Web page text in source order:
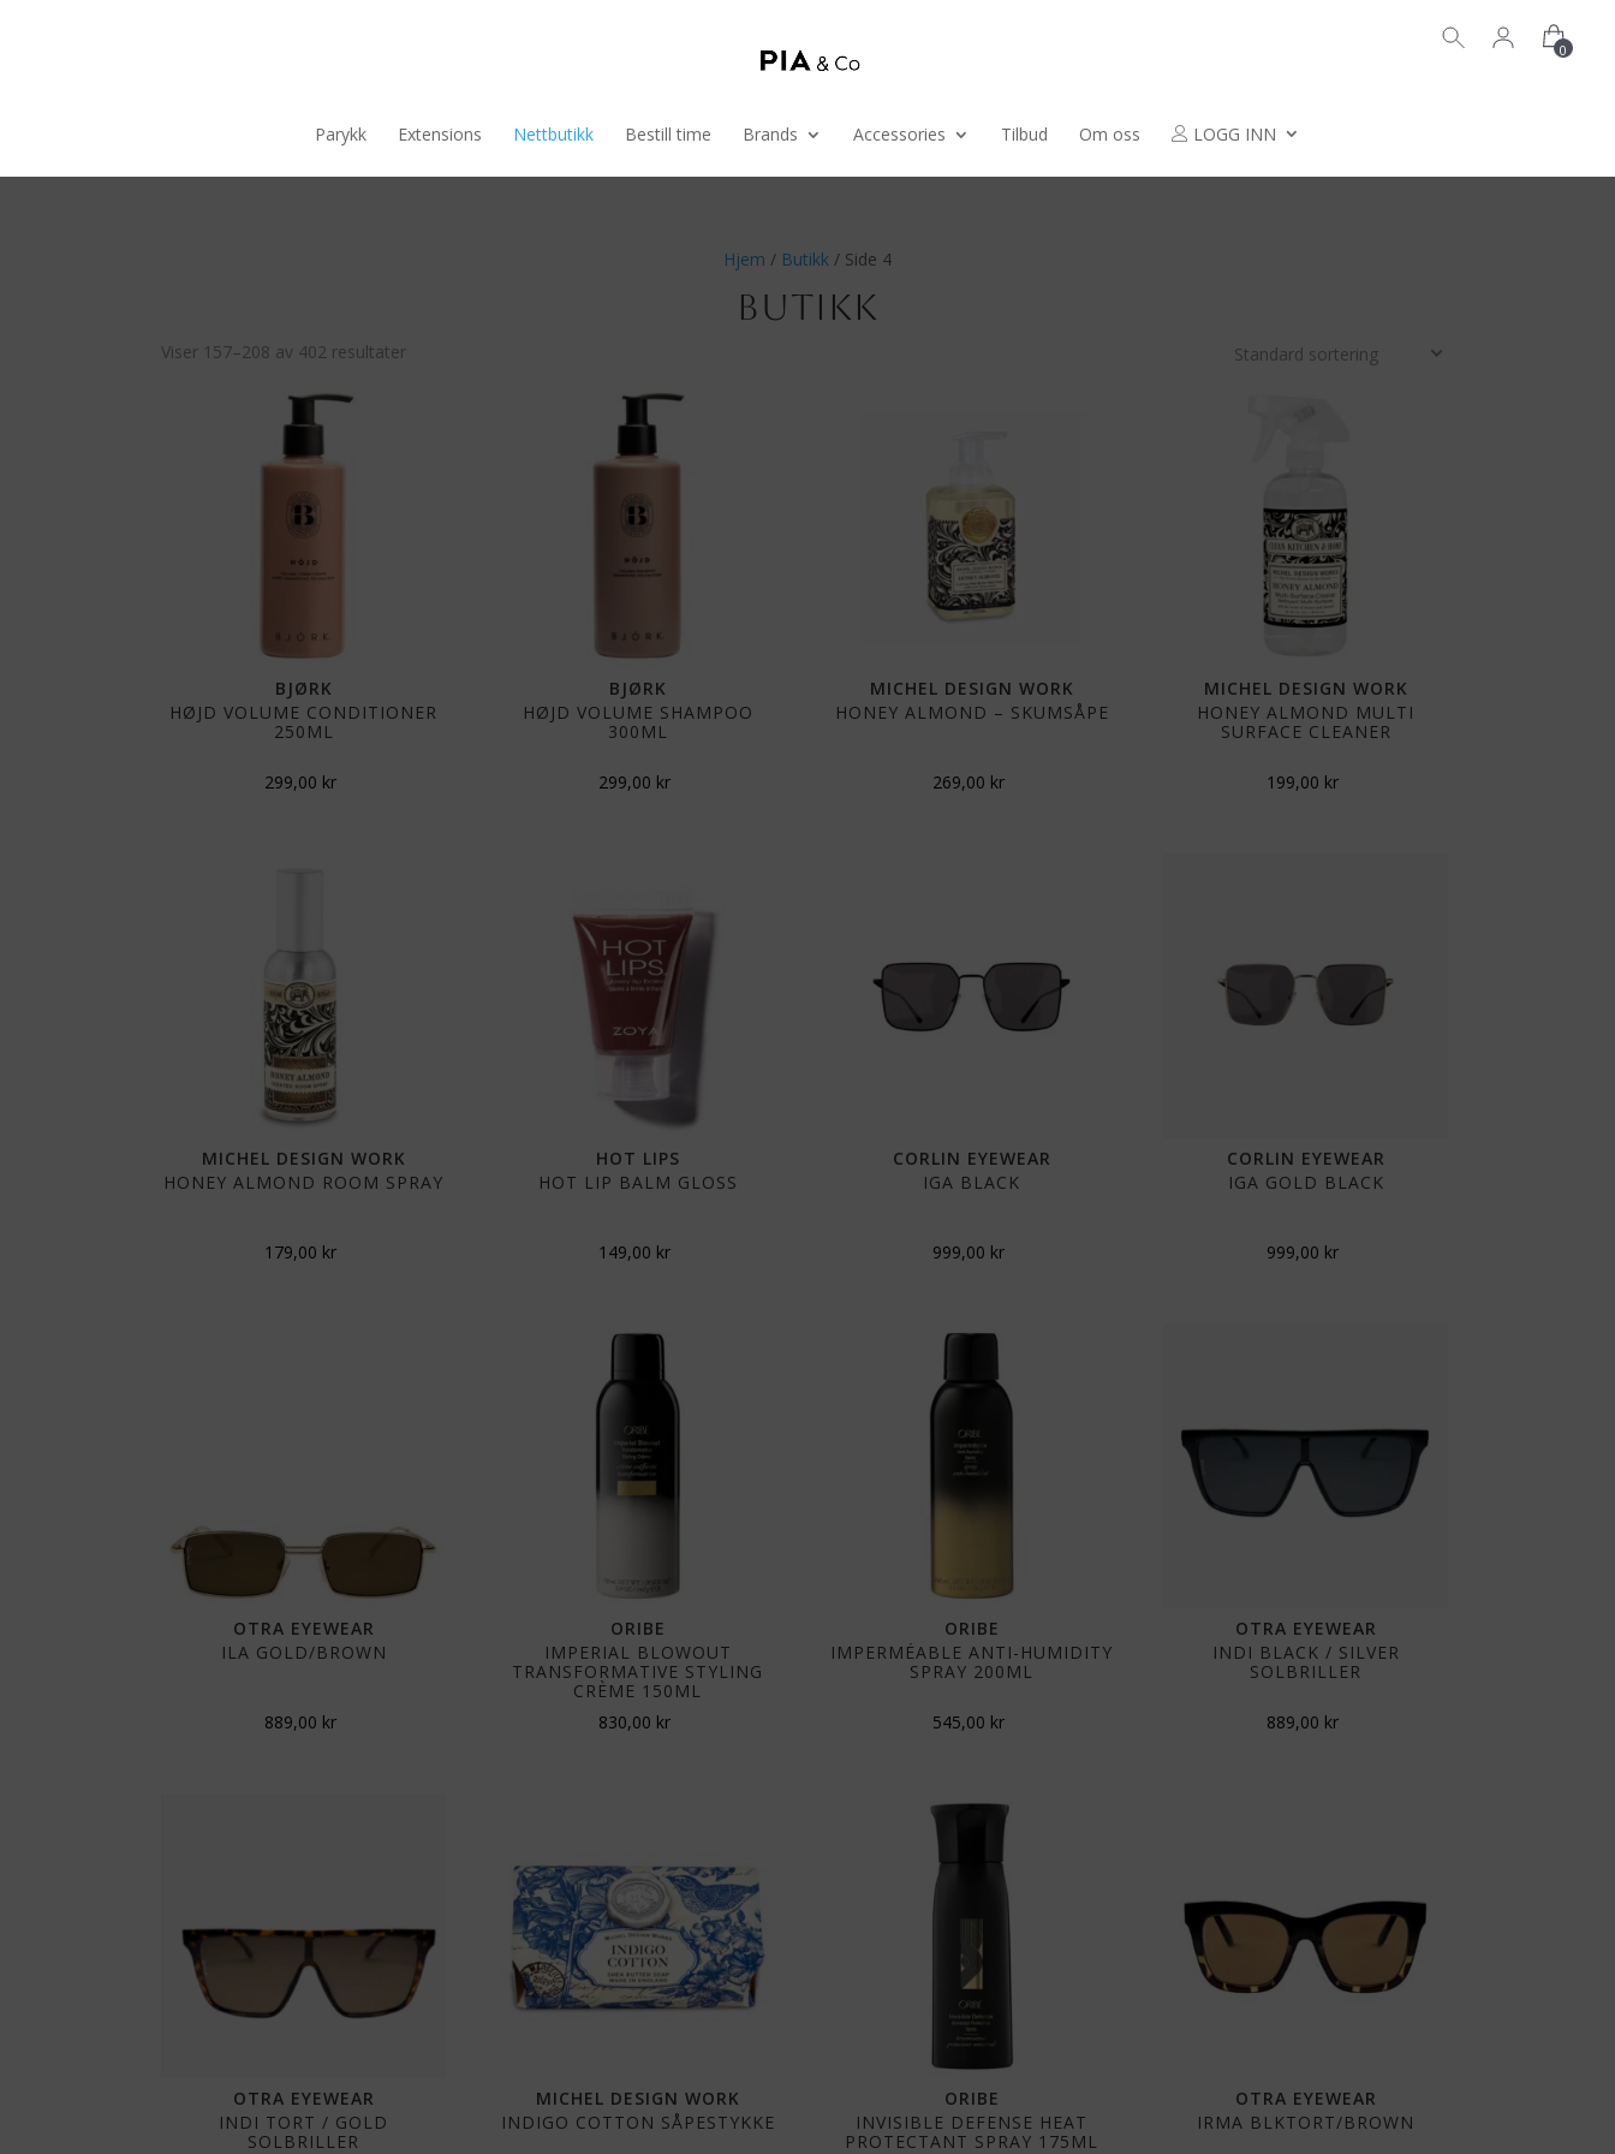
0
Parykk Extensions Nettbutikk Bestill time Brands Accessories Tilbud Om oss LOGG INN
Hjem / Butikk / Side 4
BUTIKK
Viser 157–208 av 402 resultater Standard sortering
BJØRK
HØJD VOLUME CONDITIONER
250ML
299,00 kr
BJØRK
HØJD VOLUME SHAMPOO
300ML
299,00 kr
MICHEL DESIGN WORK
HONEY ALMOND – SKUMSÅPE
269,00 kr
MICHEL DESIGN WORK
HONEY ALMOND MULTI
SURFACE CLEANER
199,00 kr
MICHEL DESIGN WORK
HONEY ALMOND ROOM SPRAY
179,00 kr
HOT LIPS
HOT LIP BALM GLOSS
149,00 kr
CORLIN EYEWEAR
IGA BLACK
999,00 kr
CORLIN EYEWEAR
IGA GOLD BLACK
999,00 kr
OTRA EYEWEAR
ILA GOLD/BROWN
889,00 kr
ORIBE
IMPERIAL BLOWOUT
TRANSFORMATIVE STYLING
CRÈME 150ML
830,00 kr
ORIBE
IMPERMÉABLE ANTI-HUMIDITY
SPRAY 200ML
545,00 kr
OTRA EYEWEAR
INDI BLACK / SILVER
SOLBRILLER
889,00 kr
OTRA EYEWEAR
INDI TORT / GOLD
SOLBRILLER
MICHEL DESIGN WORK
INDIGO COTTON SÅPESTYKKE
ORIBE
INVISIBLE DEFENSE HEAT
PROTECTANT SPRAY 175ML
OTRA EYEWEAR
IRMA BLKTORT/BROWN